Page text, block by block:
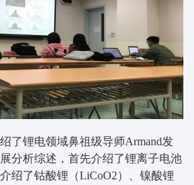
锂电领域鼻祖级导师Armand发
分析综述，首先介绍了锂离子电池
绍了钴酸锂（LiCoO2）、镍酸锂